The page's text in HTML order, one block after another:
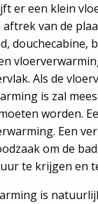
er een klein
aftrek van de
douchecabine,
Als de
is zal
worden.
Een
om de
te krijgen en
is